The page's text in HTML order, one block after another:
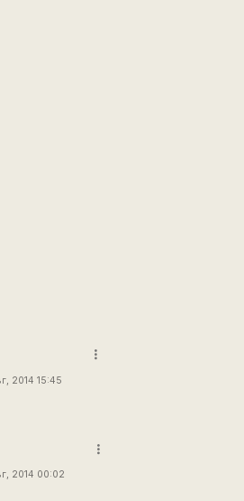
2014 15:45
more_vert
2014 00:02
more_vert